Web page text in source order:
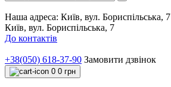
Наша адреса: Київ, вул. Бориспільська, 7
Київ, вул. Бориспільська, 7
До контактів
+38(050) 618-37-90 Замовити дзвінок
0 0 грн